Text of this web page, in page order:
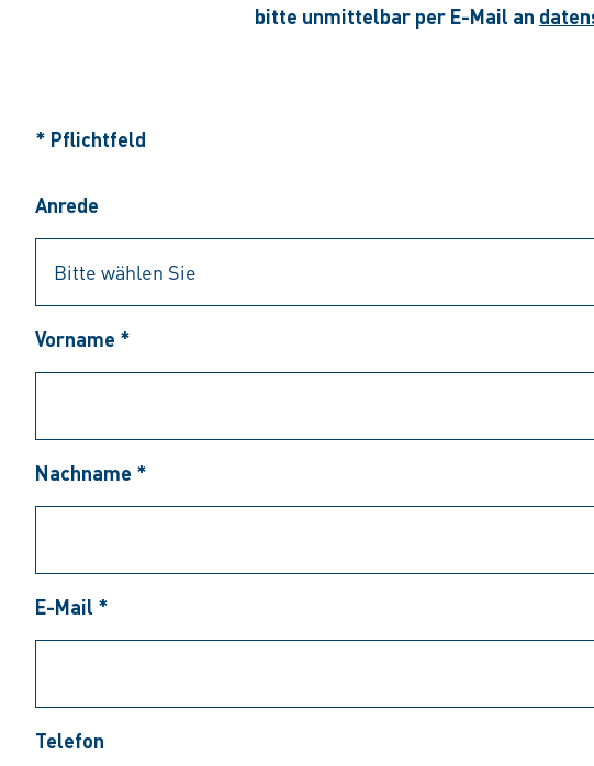
bitte unmittelbar per E-Mail an
* Pflichtfeld
Anrede
Vorname *
Nachname *
E-Mail *
Telefon